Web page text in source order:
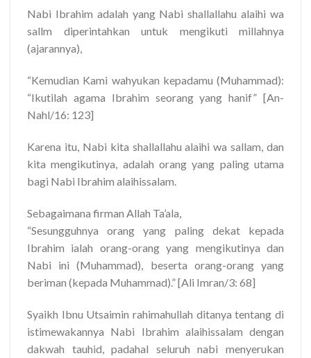
Nabi Ibrahim adalah yang Nabi shallallahu alaihi wa
sallm diperintahkan untuk mengikuti millahnya
(ajarannya),
“Kemudian Kami wahyukan kepadamu (Muhammad):
“Ikutilah agama Ibrahim seorang yang hanif” [An-
Nahl/16: 123]
Karena itu, Nabi kita shallallahu alaihi wa sallam, dan
kita mengikutinya, adalah orang yang paling utama
bagi Nabi Ibrahim alaihissalam.
Sebagaimana firman Allah Ta’ala,
“Sesungguhnya orang yang paling dekat kepada
Ibrahim ialah orang-orang yang mengikutinya dan
Nabi ini (Muhammad), beserta orang-orang yang
beriman (kepada Muhammad).” [Ali Imran/3: 68]
Syaikh Ibnu Utsaimin rahimahullah ditanya tentang di
istimewakannya Nabi Ibrahim alaihissalam dengan
dakwah tauhid, padahal seluruh nabi menyerukan